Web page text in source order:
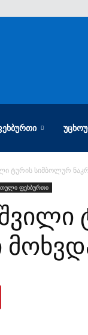
ტურის სიმბოლურ
ფეხბურთი